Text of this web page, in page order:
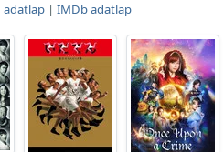
adatlap | IMDb adatlap